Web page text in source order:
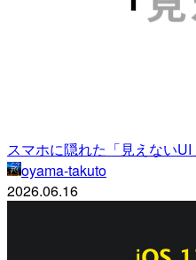
スマホに隠れた「見えないUI
oyama-takuto
2026.06.16